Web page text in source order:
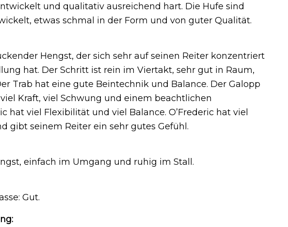
und qualitativ ausreichend hart. Die Hufe sind
etwas schmal in der Form und von guter Qualität.
Hengst, der sich sehr auf seinen Reiter konzentriert
hat. Der Schritt ist rein im Viertakt, sehr gut in Raum,
Trab hat eine gute Beintechnik und Balance. Der Galopp
Kraft, viel Schwung und einem beachtlichen
hat viel Flexibilität und viel Balance. O’Frederic hat viel
gibt seinem Reiter ein sehr gutes Gefühl.
einfach im Umgang und ruhig im Stall.
Gut.